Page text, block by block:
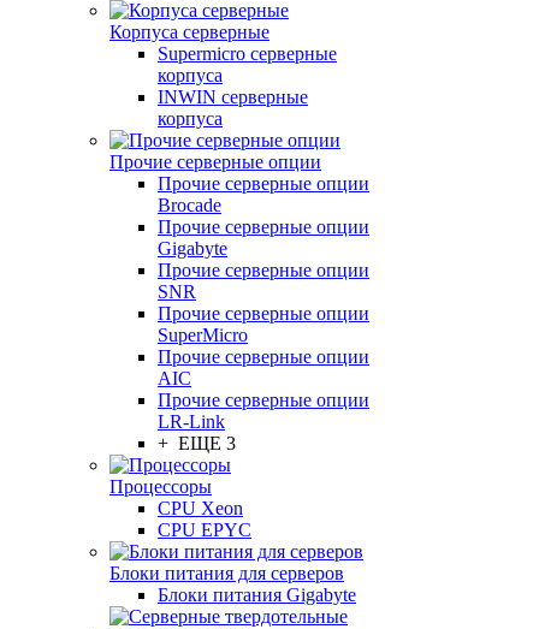
Корпуса серверные
Supermicro серверные
корпуса
INWIN серверные
корпуса
Прочие серверные опции
Прочие серверные опции
Brocade
Прочие серверные опции
Gigabyte
Прочие серверные опции
SNR
Прочие серверные опции
SuperMicro
Прочие серверные опции
AIC
Прочие серверные опции
LR-Link
+ ЕЩЕ 3
Процессоры
CPU Xeon
CPU EPYC
Блоки питания для серверов
Блоки питания Gigabyte